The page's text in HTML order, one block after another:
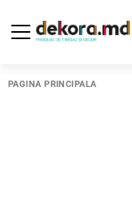
PAGINA PRINCIPALĂ